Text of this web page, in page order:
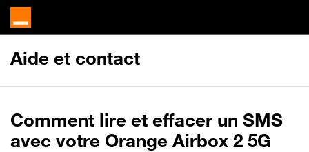
Aide et contact
Comment lire et effacer un SMS
avec votre Orange Airbox 2 5G